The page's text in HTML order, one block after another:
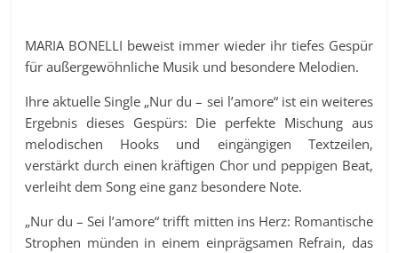
MARIA BONELLI beweist immer wieder ihr tiefes Gespür
für außergewöhnliche Musik und besondere Melodien.
Ihre aktuelle Single „Nur du – sei l’amore“ ist ein weiteres
Ergebnis dieses Gespürs: Die perfekte Mischung aus
melodischen Hooks und eingängigen Textzeilen,
verstärkt durch einen kräftigen Chor und peppigen Beat,
verleiht dem Song eine ganz besondere Note.
„Nur du – Sei l’amore“ trifft mitten ins Herz: Romantische
Strophen münden in einem einprägsamen Refrain, das